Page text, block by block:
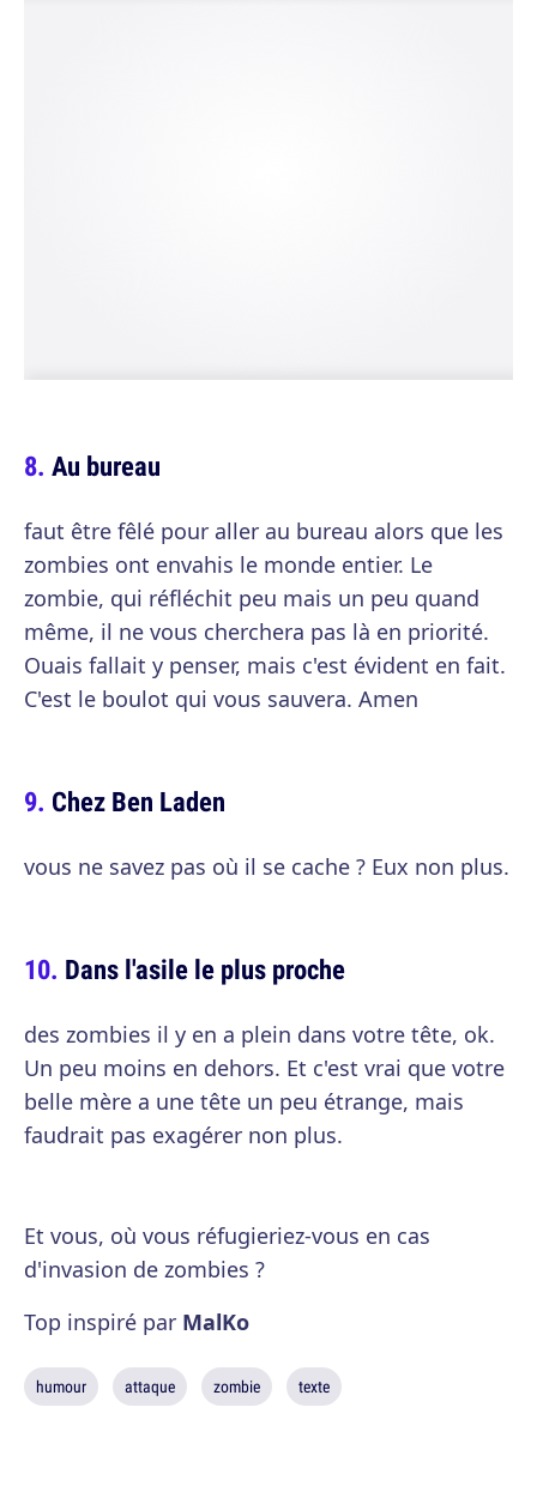
Au bureau
faut être fêlé pour aller au bureau alors que les
zombies ont envahis le monde entier. Le
zombie, qui réfléchit peu mais un peu quand
même, il ne vous cherchera pas là en priorité.
Ouais fallait y penser, mais c'est évident en fait.
C'est le boulot qui vous sauvera. Amen
Chez Ben Laden
vous ne savez pas où il se cache ? Eux non plus.
Dans l'asile le plus proche
des zombies il y en a plein dans votre tête, ok.
Un peu moins en dehors. Et c'est vrai que votre
belle mère a une tête un peu étrange, mais
faudrait pas exagérer non plus.
Et vous, où vous réfugieriez-vous en cas
d'invasion de zombies ?
Top inspiré par MalKo
humour attaque zombie texte